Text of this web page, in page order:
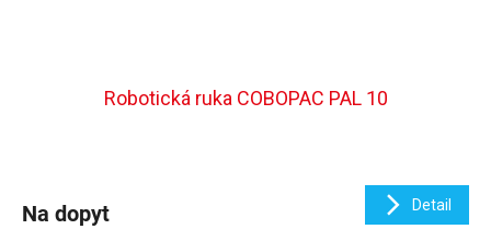
Robotická ruka COBOPAC PAL 10
Na dopyt Detail